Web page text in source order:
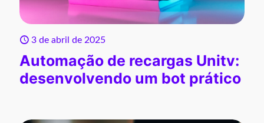
3 de abril de 2025
Automação de recargas Unitv:
desenvolvendo um bot prático